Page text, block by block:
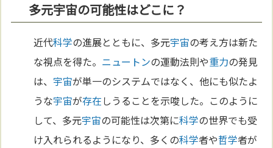
多元宇宙の可能性はどこに？
近代科学の進展とともに、多元宇宙の考え方は新た
な視点を得た。 ニュートンの運動法則や重力の発見
は、 宇宙が単一のシステムではなく、他にも似たよ
うな宇宙が存在しうることを示唆した。このように
して、多元宇宙の可能性は次第に科学の世界でも受
け入れられるようになり、多くの科学者や哲学者が